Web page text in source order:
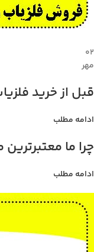
۰۲
مهر
قبل از خرید فلزیاب جی پی ایکس
ادامه مطلب
چرا ما
ادامه مطلب